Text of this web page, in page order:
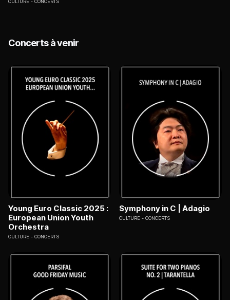
CULTURE CONCERTS
Concerts à venir
Young Euro Classic 2025 :
European Union Youth
Orchestra
CULTURE CONCERTS
Symphony in C | Adagio
CULTURE CONCERTS